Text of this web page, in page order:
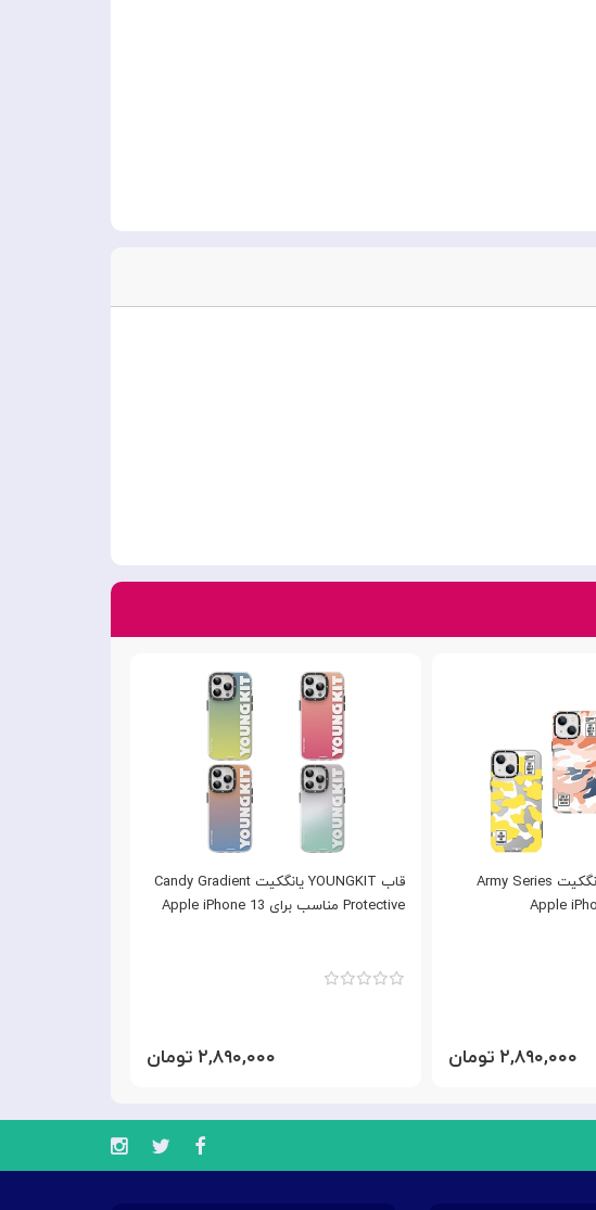
قاب YOUNGKIT یانگکیت Candy Gradient
Protective مناسب برای Apple iPhone 13
۲,۸۹۰,۰۰۰ تومان
قاب YOUNGKIT یانگکیت Army Series
۲,۸۹۰,۰۰۰ تومان